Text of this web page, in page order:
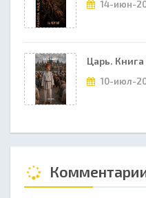
14-июн-
Царь. Книга
10-июл-